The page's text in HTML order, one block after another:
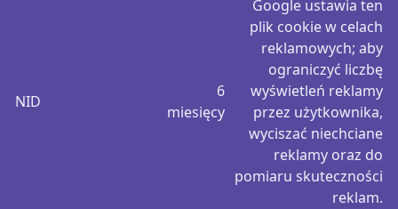
NID
6
miesięcy
Google ustawia ten
plik cookie w celach
reklamowych; aby
ograniczyć liczbę
wyświetleń reklamy
przez użytkownika,
wyciszać niechciane
reklamy oraz do
pomiaru skuteczności
reklam.